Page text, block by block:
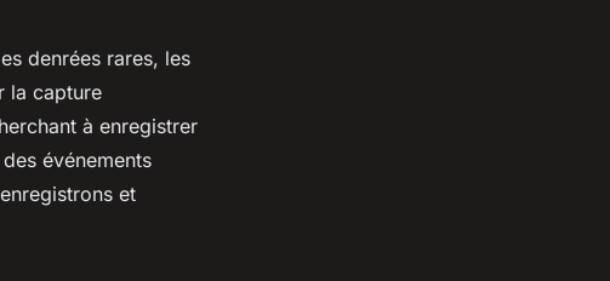
denrées rares, les
la capture
à enregistrer
événements
et